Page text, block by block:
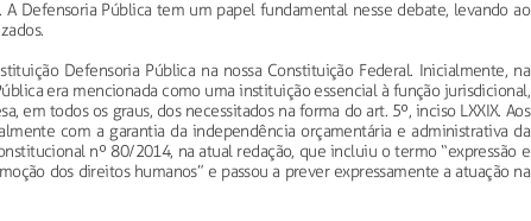
Defensoria Pública tem um papel fundamental nesse debate, levando ao
Defensoria Pública na nossa Constituição Federal. Inicialmente, na
era mencionada como uma instituição essencial à função jurisdicional,
em todos os graus, dos necessitados na forma do art. 5º, inciso LXXIX. Aos
com a garantia da independência orçamentária e administrativa da
nº 80/2014, na atual redação, que incluiu o termo “expressão e
dos direitos humanos” e passou a prever expressamente a atuação na